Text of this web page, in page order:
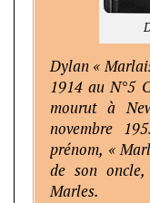
Dylan «
1914 au N°5
mourut à
novembre
prénom, «
de son
Marles.